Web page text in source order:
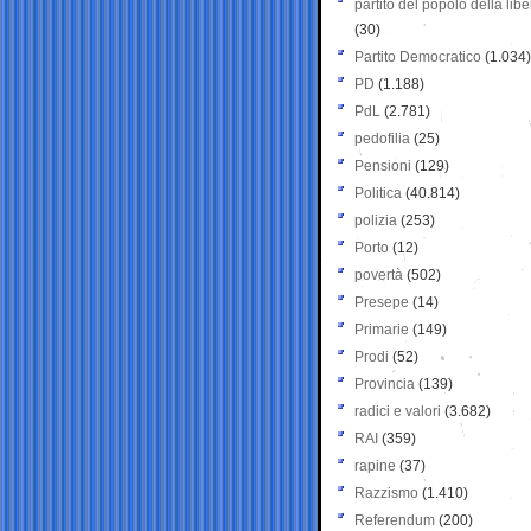
partito del popolo della
(30)
Partito Democratico (1.034)
PD (1.188)
PdL (2.781)
pedofilia (25)
Pensioni (129)
Politica (40.814)
polizia (253)
Porto (12)
povertà (502)
Presepe (14)
Primarie (149)
Prodi (52)
Provincia (139)
radici e valori (3.682)
RAI (359)
rapine (37)
Razzismo (1.410)
Referendum (200)